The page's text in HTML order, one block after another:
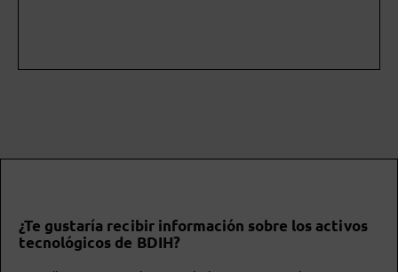
¿Te gustaría recibir información sobre los activos
tecnológicos de BDIH?